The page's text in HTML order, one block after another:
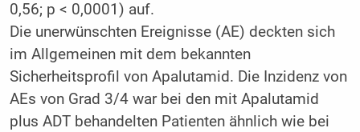
0,56; p < 0,0001) auf.
Die unerwünschten Ereignisse (AE) deckten sich
im Allgemeinen mit dem bekannten
Sicherheitsprofil von Apalu­tamid. Die Inzidenz von
AEs von Grad 3/4 war bei den mit Apalutamid
plus ADT behandelten Patienten ähnlich wie bei